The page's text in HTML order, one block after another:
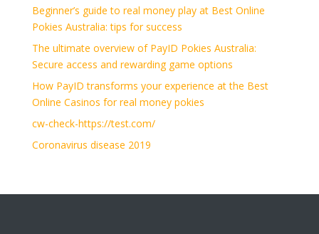
Beginner’s guide to real money play at Best Online
Pokies Australia: tips for success
The ultimate overview of PayID Pokies Australia:
Secure access and rewarding game options
How PayID transforms your experience at the Best
Online Casinos for real money pokies
cw-check-https://test.com/
Coronavirus disease 2019